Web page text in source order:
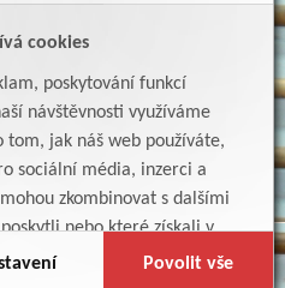
cookies
poskytování funkcí
návštěvnosti využíváme
jak náš web používáte,
sociální média, inzerci a
zkombinovat s dalšími
nebo které získali v
služby.
Povolit vše